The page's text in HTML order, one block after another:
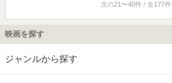
次の21〜40件 / 全177件
映画を探す
ジャンルから探す